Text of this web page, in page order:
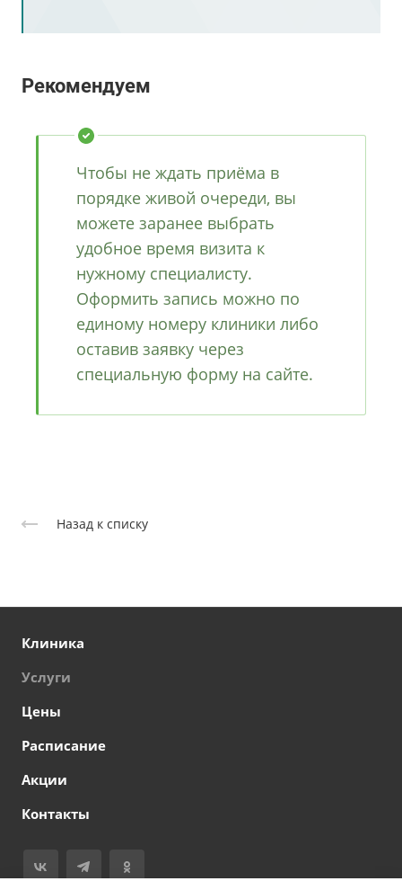
Рекомендуем
Чтобы не ждать приёма в
порядке живой очереди, вы
можете заранее выбрать
удобное время визита к
нужному специалисту.
Оформить запись можно по
единому номеру клиники либо
оставив заявку через
специальную форму на сайте.
Назад к списку
Клиника
Услуги
Цены
Расписание
Акции
Контакты